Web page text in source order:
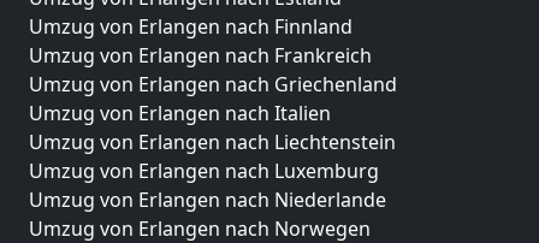
Umzug von Erlangen nach Finnland
Umzug von Erlangen nach Frankreich
Umzug von Erlangen nach Griechenland
Umzug von Erlangen nach Italien
Umzug von Erlangen nach Liechtenstein
Umzug von Erlangen nach Luxemburg
Umzug von Erlangen nach Niederlande
Umzug von Erlangen nach Norwegen